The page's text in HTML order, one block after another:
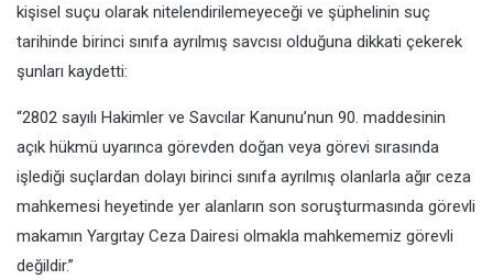
kişisel suçu olarak nitelendirilemeyeceği ve şüphelinin suç
tarihinde birinci sınıfa ayrılmış savcısı olduğuna dikkati çekerek
şunları kaydetti:
“2802 sayılı Hakimler ve Savcılar Kanunu’nun 90. maddesinin
açık hükmü uyarınca görevden doğan veya görevi sırasında
işlediği suçlardan dolayı birinci sınıfa ayrılmış olanlarla ağır ceza
mahkemesi heyetinde yer alanların son soruşturmasında görevli
makamın Yargıtay Ceza Dairesi olmakla mahkememiz görevli
değildir.”